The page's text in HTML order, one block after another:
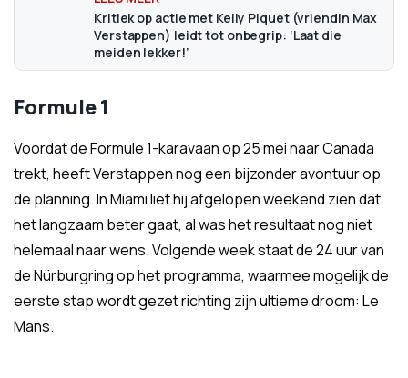
Kritiek op actie met Kelly Piquet (vriendin Max
Verstappen) leidt tot onbegrip: ‘Laat die
meiden lekker!’
Formule 1
Voordat de Formule 1-karavaan op 25 mei naar Canada
trekt, heeft Verstappen nog een bijzonder avontuur op
de planning. In Miami liet hij afgelopen weekend zien dat
het langzaam beter gaat, al was het resultaat nog niet
helemaal naar wens. Volgende week staat de 24 uur van
de Nürburgring op het programma, waarmee mogelijk de
eerste stap wordt gezet richting zijn ultieme droom: Le
Mans.